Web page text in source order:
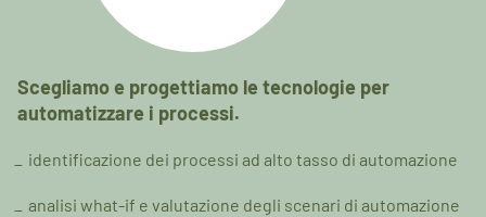
Scegliamo e progettiamo le tecnologie per
automatizzare i processi.
identificazione dei processi ad alto tasso di automazione
analisi what-if e valutazione degli scenari di automazione